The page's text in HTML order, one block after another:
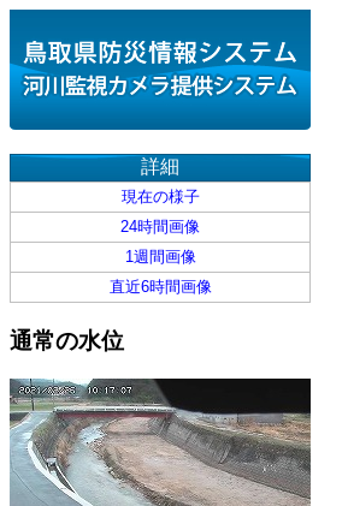
詳細
現在の様子
24時間画像
1週間画像
直近6時間画像
通常の水位